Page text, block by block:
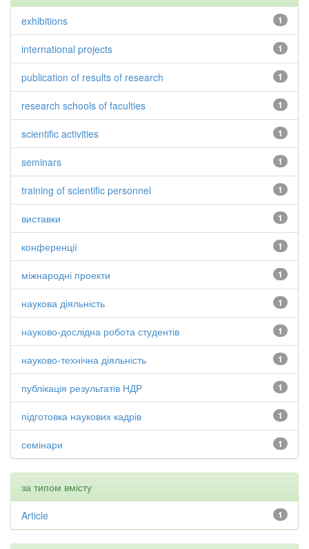
1
exhibitions
1
international projects
1
publication of results of research
1
research schools of faculties
1
scientific activities
1
seminars
1
training of scientific personnel
1
виставки
1
конференції
1
міжнародні проекти
1
наукова діяльність
1
науково-дослідна робота студентів
1
науково-технічна діяльність
1
публікація результатів НДР
1
підготовка наукових кадрів
1
семінари
за типом вмісту
1
Article